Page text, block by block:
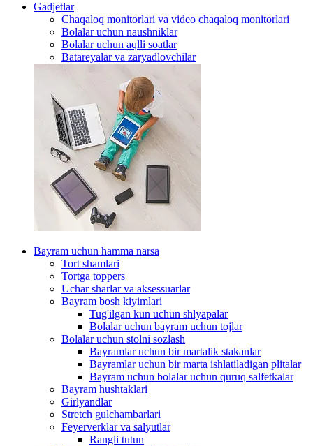
Gadjetlar
Chaqaloq monitorlari va video chaqaloq monitorlari
Bolalar uchun naushniklar
Bolalar uchun aqlli soatlar
Batareyalar va zaryadlovchilar
Bayram uchun hamma narsa
Tort shamlari
Tortga toppers
Uchar sharlar va aksessuarlar
Bayram bosh kiyimlari
Tug'ilgan kun uchun shlyapalar
Bolalar uchun bayram uchun tojlar
Bolalar uchun stolni sozlash
Bayramlar uchun bir martalik stakanlar
Bayramlar uchun bir marta ishlatiladigan plitalar
Bayram uchun bolalar uchun quruq salfetkalar
Bayram hushtaklari
Girlyandlar
Stretch gulchambarlari
Feyerverklar va salyutlar
Rangli tutun